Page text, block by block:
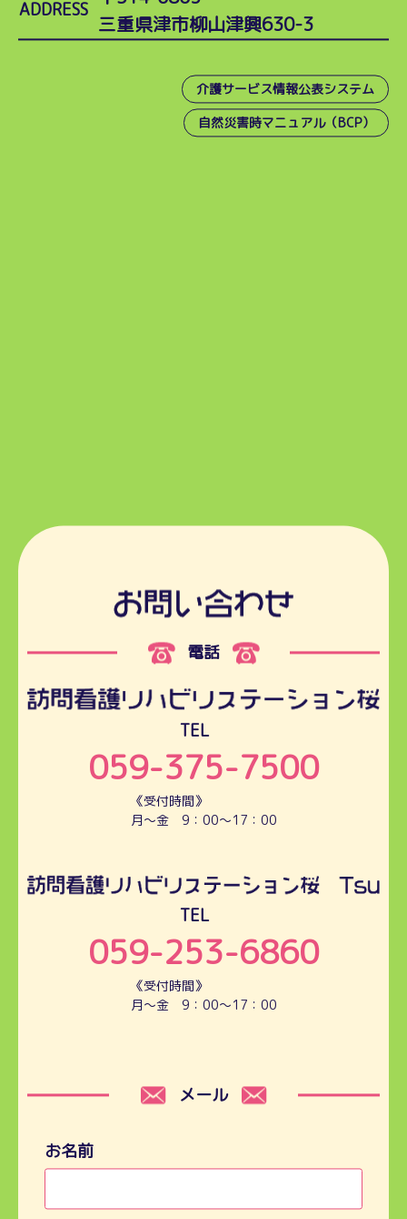
ADDRESS
三重県津市柳山津興630-3
介護サービス情報公表システム
自然災害時マニュアル（BCP）
電話
TEL
059-375-7500
《受付時間》
月～金 9：00～17：00
TEL
059-253-6860
《受付時間》
月～金 9：00～17：00
メール
お名前